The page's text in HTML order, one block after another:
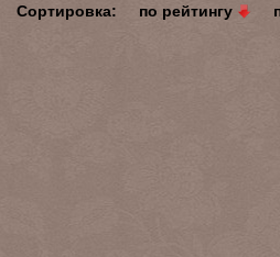
Сортировка: по рейтингу